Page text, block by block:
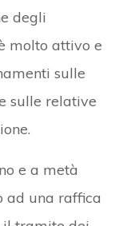
degli
molto attivo e
sulle
sulle relative
e a metà
ad una raffica